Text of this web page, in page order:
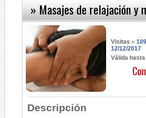
» Masajes de relajación y
Visitas »
12/12/2017
Válida hasta
Descripción